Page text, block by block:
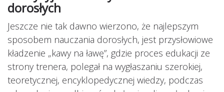
dorosłych
Jeszcze nie tak dawno wierzono, że najlepszym
sposobem nauczania dorosłych, jest przysłowiowe
kładzenie „kawy na ławę”, gdzie proces edukacji ze
strony trenera, polegał na wygłaszaniu szerokiej,
teoretycznej, encyklopedycznej wiedzy, podczas